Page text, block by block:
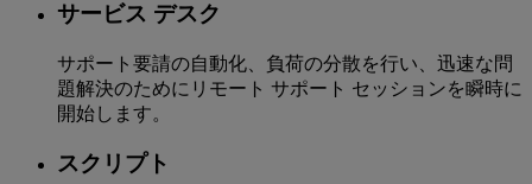
サービス デスク
サポート要請の自動化、負荷の分散を行い、迅速な問
題解決のためにリモート サポート セッションを瞬時に
開始します。
スクリプト